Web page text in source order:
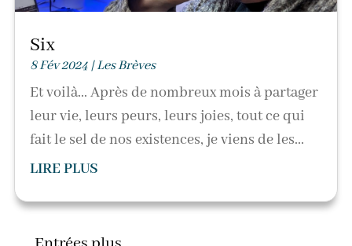
Six
8 Fév 2024|Les Brèves
Et voilà... Après de nombreux mois à partager
leur vie, leurs peurs, leurs joies, tout ce qui
fait le sel de nos existences, je viens de les...
LIRE PLUS